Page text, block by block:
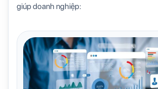
giúp doanh nghiệp: